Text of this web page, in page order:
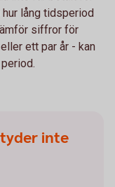
lång tidsperiod
siffror för
ett par år - kan
inte